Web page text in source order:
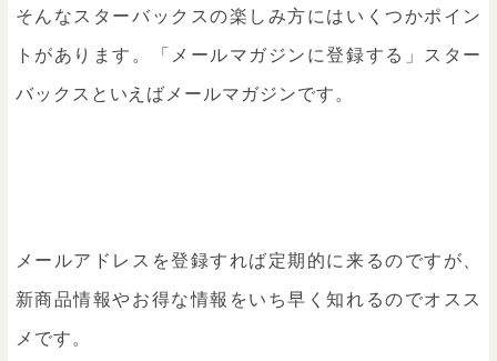
そんなスターバックスの楽しみ方にはいくつかポイン
トがあります。「メールマガジンに登録する」スター
バックスといえばメールマガジンです。
メールアドレスを登録すれば定期的に来るのですが、
新商品情報やお得な情報をいち早く知れるのでオスス
メです。